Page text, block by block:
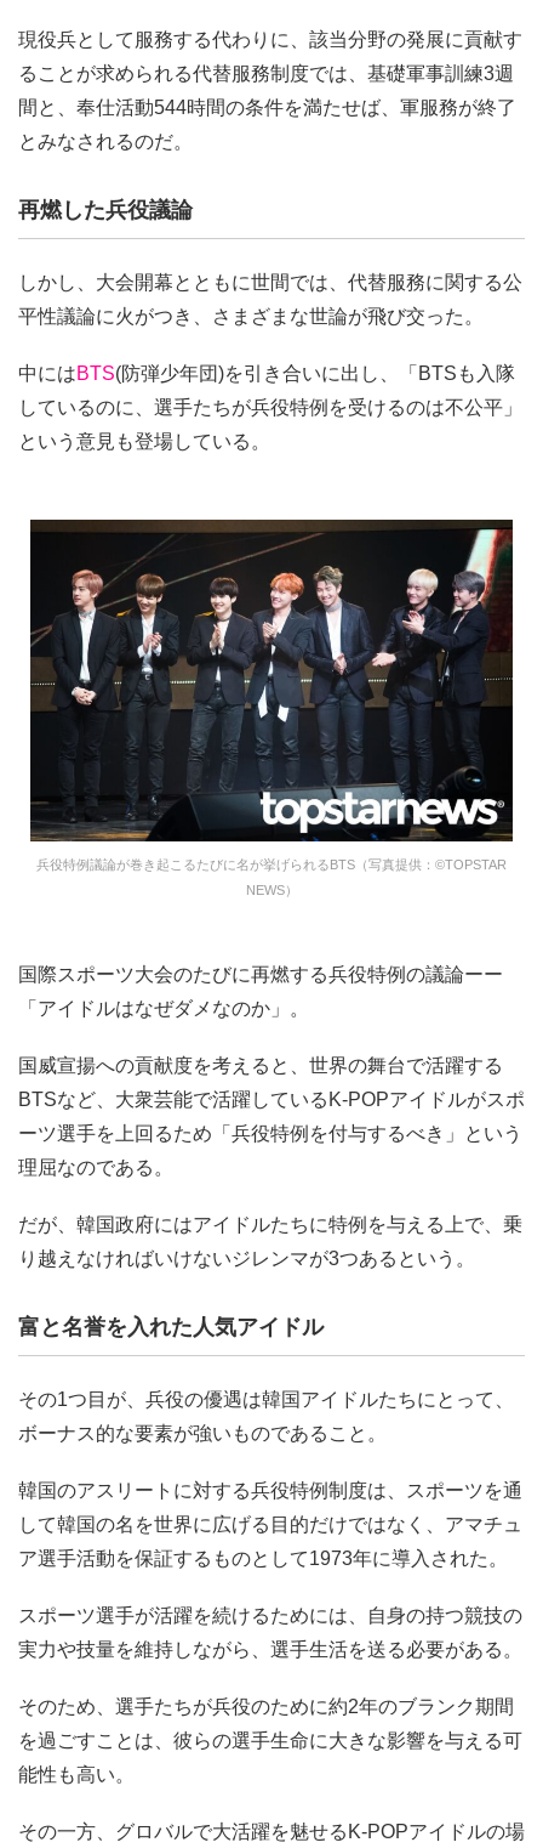
現役兵として服務する代わりに、該当分野の発展に貢献す
ることが求められる代替服務制度では、基礎軍事訓練3週
間と、奉仕活動544時間の条件を満たせば、軍服務が終了
とみなされるのだ。
再燃した兵役議論
しかし、大会開幕とともに世間では、代替服務に関する公
平性議論に火がつき、さまざまな世論が飛び交った。
中にはBTS(防弾少年団)を引き合いに出し、「BTSも入隊
しているのに、選手たちが兵役特例を受けるのは不公平」
という意見も登場している。
兵役特例議論が巻き起こるたびに名が挙げられるBTS（写真提供：©TOPSTAR
NEWS）
国際スポーツ大会のたびに再燃する兵役特例の議論ーー
「アイドルはなぜダメなのか」。
国威宣揚への貢献度を考えると、世界の舞台で活躍する
BTSなど、大衆芸能で活躍しているK-POPアイドルがスポ
ーツ選手を上回るため「兵役特例を付与するべき」という
理屈なのである。
だが、韓国政府にはアイドルたちに特例を与える上で、乗
り越えなければいけないジレンマが3つあるという。
富と名誉を入れた人気アイドル
その1つ目が、兵役の優遇は韓国アイドルたちにとって、
ボーナス的な要素が強いものであること。
韓国のアスリートに対する兵役特例制度は、スポーツを通
して韓国の名を世界に広げる目的だけではなく、アマチュ
ア選手活動を保証するものとして1973年に導入された。
スポーツ選手が活躍を続けるためには、自身の持つ競技の
実力や技量を維持しながら、選手生活を送る必要がある。
そのため、選手たちが兵役のために約2年のブランク期間
を過ごすことは、彼らの選手生命に大きな影響を与える可
能性も高い。
その一方、グロバルで大活躍を魅せるK-POPアイドルの場